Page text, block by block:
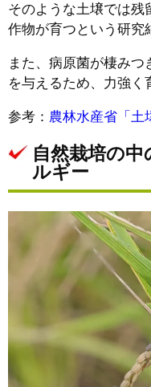
そのような土壌では残
作物が育つという研究
また、病原菌が棲み
を与えるため、力強く
参考： 農林水産省「土
自然栽培の
ルギー